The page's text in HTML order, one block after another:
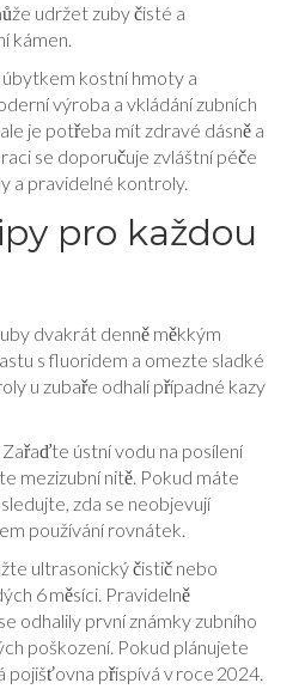
udržet zuby čisté a
kámen.
úbytkem kostní hmoty a
výroba a vkládání zubních
je potřeba mít zdravé dásně a
se doporučuje zvláštní péče
a pravidelné kontroly.
pro každou
dvakrát denně měkkým
s fluoridem a omezte sladké
u zubaře odhalí případné kazy
Zařaďte ústní vodu na posílení
mezizubní nitě. Pokud máte
zda se neobjevují
používání rovnátek.
ultrasonický čistič nebo
6 měsíci. Pravidelně
odhalily první známky zubního
poškození. Pokud plánujete
pojišťovna přispívá v roce 2024.